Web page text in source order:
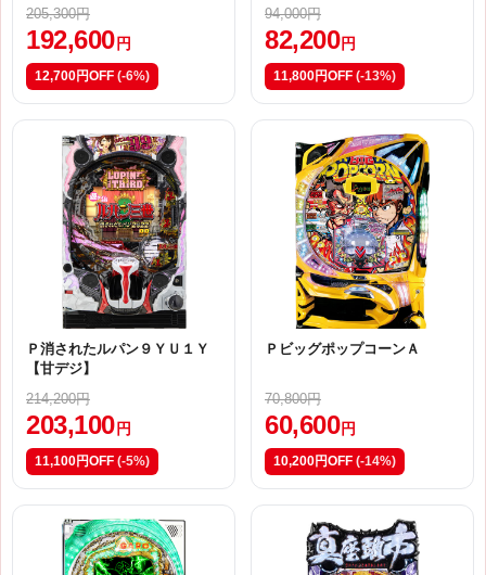
205,300円
192,600 円
12,700円OFF (-6%)
94,000円
82,200 円
11,800円OFF (-13%)
Ｐ消されたルパン９ＹＵ１Ｙ
【甘デジ】
214,200円
203,100 円
11,100円OFF (-5%)
ＰビッグポップコーンＡ
70,800円
60,600 円
10,200円OFF (-14%)